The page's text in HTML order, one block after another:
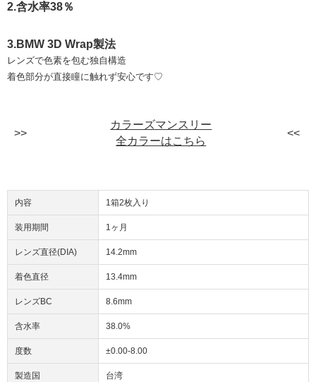
2.含水率38％
3.BMW 3D Wrap製法
レンズで色素を包む独自構造
着色部分が直接瞳に触れず安心です♡
カラーズマンスリー
全カラーはこちら
内容 1箱2枚入り
装用期間 1ヶ月
レンズ直径(DIA) 14.2mm
着色直径 13.4mm
レンズBC 8.6mm
含水率 38.0%
度数 ±0.00-8.00
製造国 台湾